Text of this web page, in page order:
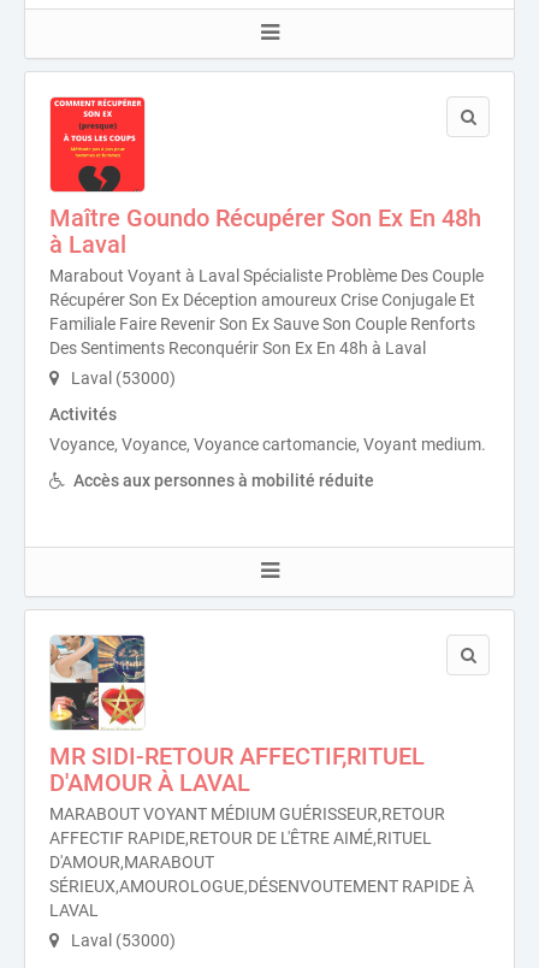
Maître Goundo Récupérer Son Ex En 48h
à Laval
Marabout Voyant à Laval Spécialiste Problème Des Couple
Récupérer Son Ex Déception amoureux Crise Conjugale Et
Familiale Faire Revenir Son Ex Sauve Son Couple Renforts
Des Sentiments Reconquérir Son Ex En 48h à Laval
Laval (53000)
Activités
Voyance, Voyance, Voyance cartomancie, Voyant medium.
Accès aux personnes à mobilité réduite
MR SIDI-RETOUR AFFECTIF,RITUEL
D'AMOUR À LAVAL
MARABOUT VOYANT MÉDIUM GUÉRISSEUR,RETOUR
AFFECTIF RAPIDE,RETOUR DE L'ÊTRE AIMÉ,RITUEL
D'AMOUR,MARABOUT
SÉRIEUX,AMOUROLOGUE,DÉSENVOUTEMENT RAPIDE À
LAVAL
Laval (53000)